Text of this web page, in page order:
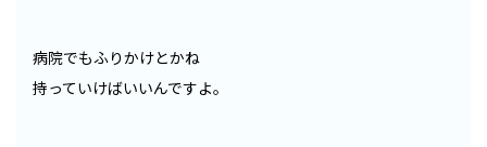
病院でもふりかけとかね
持っていけばいいんですよ。